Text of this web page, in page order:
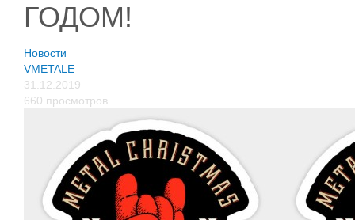
ГОДОМ!
Новости
VMETALE
31.12.2019
660 просмотров